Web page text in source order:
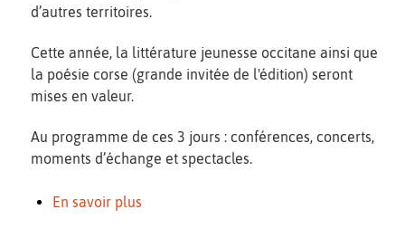
d’autres territoires.
Cette année, la littérature jeunesse occitane ainsi que
la poésie corse (grande invitée de l'édition) seront
mises en valeur.
Au programme de ces 3 jours : conférences, concerts,
moments d’échange et spectacles.
En savoir plus